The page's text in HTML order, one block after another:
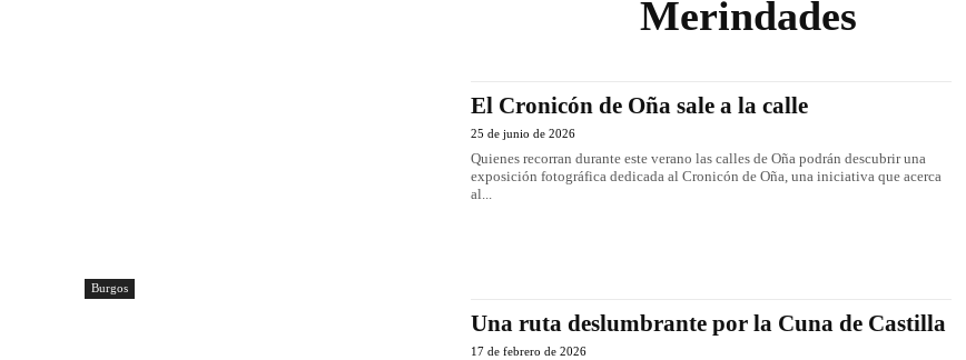
Merindades
Burgos
El Cronicón de Oña sale a la calle
25 de junio de 2026
Quienes recorran durante este verano las calles de Oña podrán descubrir una
exposición fotográfica dedicada al Cronicón de Oña, una iniciativa que acerca
al...
Una ruta deslumbrante por la Cuna de Castilla
17 de febrero de 2026